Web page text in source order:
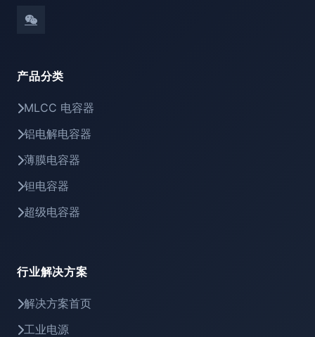
产品分类
MLCC 电容器
铝电解电容器
薄膜电容器
钽电容器
超级电容器
行业解决方案
解决方案首页
工业电源